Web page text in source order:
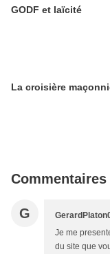
GODF et laïcité
La croisière
Commentaires
G
Je me
du site que